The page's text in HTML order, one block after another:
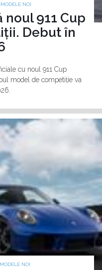
MODELE NOI
noul 911 Cup
Debut în
cu noul 911 Cup
model de competiție va
MODELE NOI